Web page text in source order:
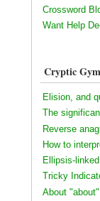
Crossword
Want Help
Cryptic
Elision, and
The
Reverse
How to
Ellipsis-
Tricky
About "about"